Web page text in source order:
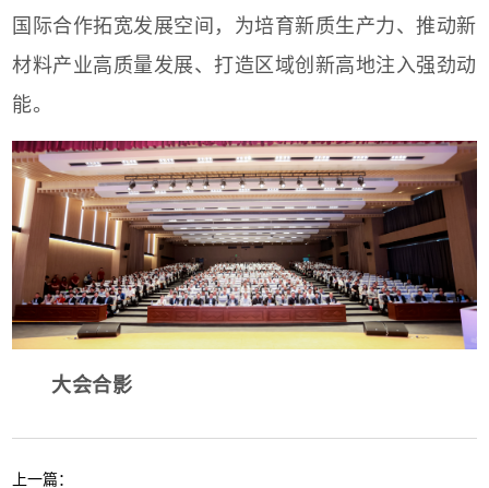
国际合作拓宽发展空间，为培育新质生产力、推动新
材料产业高质量发展、打造区域创新高地注入强劲动
能。
大会合影
上一篇：